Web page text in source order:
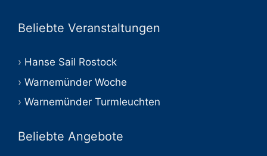
Beliebte Veranstaltungen
Hanse Sail Rostock
Warnemünder Woche
Warnemünder Turmleuchten
Beliebte Angebote